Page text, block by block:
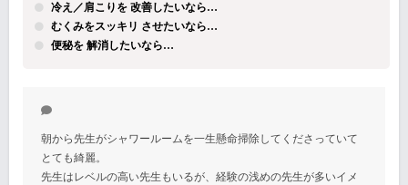
冷え／肩こりを 改善したいなら…
むくみをスッキリ させたいなら…
便秘を 解消したいなら…
朝から先生がシャワールームを一生懸命掃除してくださっていて
とても綺麗。
先生はレベルの高い先生もいるが、経験の浅めの先生が多いイメ